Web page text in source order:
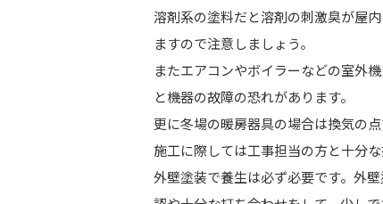
溶剤系の塗料だと溶剤の刺激臭が屋
ますので注意しましょう。
またエアコンやボイラーなどの室外
と機器の故障の恐れがあります。
更に冬場の暖房器具の場合は換気の点
施工に際しては工事担当の方と十分
外壁塗装で養生は必ず必要です。外